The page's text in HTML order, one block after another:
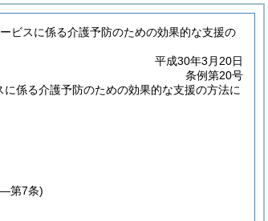
ビスに係る介護予防のための効果的な支援の
平成30年3月20日
条例第20号
係る介護予防のための効果的な支援の方法に
第7条)